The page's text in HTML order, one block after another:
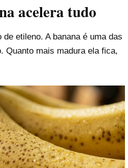
acelera tudo
etileno. A banana é uma das
Quanto mais madura ela fica,